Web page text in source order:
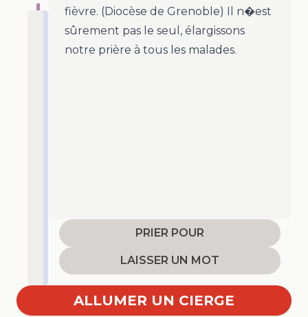
fièvre. (Diocèse de Grenoble) Il n�est
sûrement pas le seul, élargissons
notre prière à tous les malades.
PRIER POUR
LAISSER UN MOT
ALLUMER UN CIERGE